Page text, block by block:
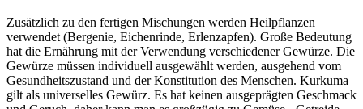
Zusätzlich zu den fertigen Mischungen werden Heilpflanzen
verwendet (Bergenie, Eichenrinde, Erlenzapfen). Große Bedeutung
hat die Ernährung mit der Verwendung verschiedener Gewürze. Die
Gewürze müssen individuell ausgewählt werden, ausgehend vom
Gesundheitszustand und der Konstitution des Menschen. Kurkuma
gilt als universelles Gewürz. Es hat keinen ausgeprägten Geschmack